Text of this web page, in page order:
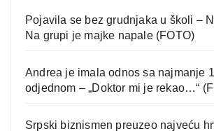
Pojavila se bez grudnjaka u školi –
Na grupi je majke napale (FOTO)
Andrea je imala odnos sa najmanje
odjednom – „Doktor mi je rekao…“
Srpski biznismen preuzeo najveću